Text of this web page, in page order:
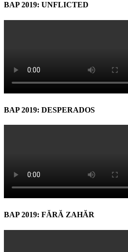
BAP 2019: UNFLICTED
BAP 2019: DESPERADOS
BAP 2019: FĂRĂ ZAHĂR